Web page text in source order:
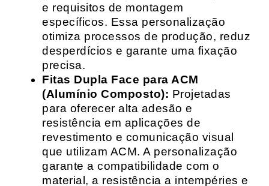
e requisitos de montagem
específicos. Essa personalização
otimiza processos de produção, reduz
desperdícios e garante uma fixação
precisa.
Fitas Dupla Face para ACM
(Alumínio Composto): Projetadas
para oferecer alta adesão e
resistência em aplicações de
revestimento e comunicação visual
que utilizam ACM. A personalização
garante a compatibilidade com o
material, a resistência a intempéries e